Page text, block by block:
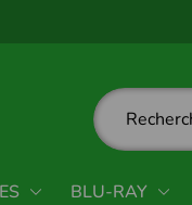
BLU-RAY